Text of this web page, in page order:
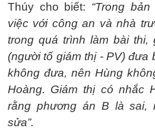
Thúy cho biết: “Trong
việc với công an và nhà
trong quá trình làm bài thi,
(người tố giám thị - PV) đưa
không đưa, nên Hùng
Hoàng. Giám thị có nhắc
rằng phương án B là sai,
sửa”.